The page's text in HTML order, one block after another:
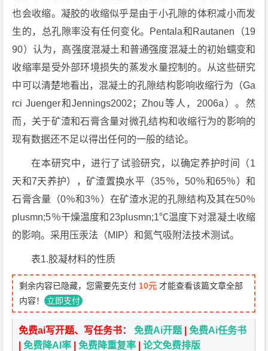
也会收缩。凝胶的收缩似乎是由于小孔隙的体积减小而发
生的，总孔隙率没有任何变化。Pentala和Rautanen（19
90）认为，高强度混凝土和普通强度混凝土的初始蠕变和
收缩率是受外部环境损失的蒸发水量控制的。从这些研究
中可以清楚地看出，混凝土的孔隙结构影响收缩行为（Ga
rci Juenger和Jennings2002；Zhou等人，2006a）。然
而，关于矿渣和石膏含量对微孔结构和收缩行为的影响的
现有数据还不足以得出任何的一般的结论。
在本研究中，进行了试验研究，以确定养护时间（1
天和7天养护），矿渣置换水平（35％，50％和65％）和
石膏含量（0％和3％）在矿渣水泥的孔隙结构及其在50％
plusmn;5％干燥温度和23plusmn;1℃温度下对混凝土收缩
的影响。采用压汞法（MIP）和氮气吸附法技术测试。
表1.胶凝材料的性质
剩余内容已隐藏，您需要先支付 10元 才能查看该篇文章全部
内容！ 立即支付
免费ai写开题、写任务书：免费Ai开题 |免费Ai任务书
|免费降AI率 |免费降重复率 |论文免费排版